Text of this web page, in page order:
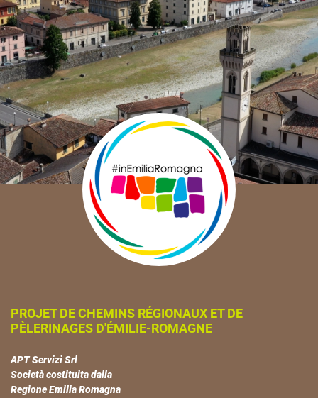
PROJET DE CHEMINS RÉGIONAUX ET DE
PÈLERINAGES D'ÉMILIE-ROMAGNE
APT Servizi Srl
Società costituita dalla
Regione Emilia Romagna